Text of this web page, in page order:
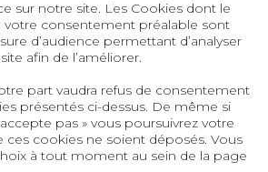
subis. Très dynamique, la
s’est également développée dans
estimations préalables de capitaux
? Politique de confidentialité
sur notre site. Les Cookies dont le
votre consentement préalable sont
d’audience permettant d’analyser
afin de l’améliorer.
part vaudra refus de consentement
présentés ci-dessus. De même si
pas » vous poursuivrez votre
ces cookies ne soient déposés. Vous
à tout moment au sein de la page